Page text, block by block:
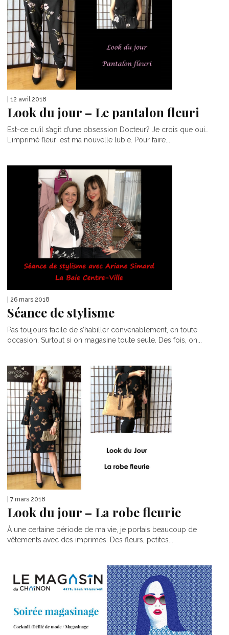
| 12 avril 2018
Look du jour – Le pantalon fleuri
Est-ce qu’il s’agit d’une obsession Docteur? Je crois que oui…
L’imprimé fleuri est ma nouvelle lubie. Pour faire...
| 26 mars 2018
Séance de stylisme
Pas toujours facile de s’habiller convenablement, en toute
occasion. Surtout si on magasine toute seule. Des fois, on...
| 7 mars 2018
Look du jour – La robe fleurie
À une certaine période de ma vie, je portais beaucoup de
vêtements avec des imprimés. Des fleurs, petites...